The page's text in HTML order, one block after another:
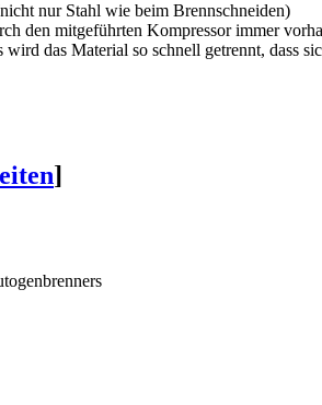
nur Stahl wie beim Brennschneiden)
den mitgeführten Kompressor immer
das Material so schnell getrennt, dass
]